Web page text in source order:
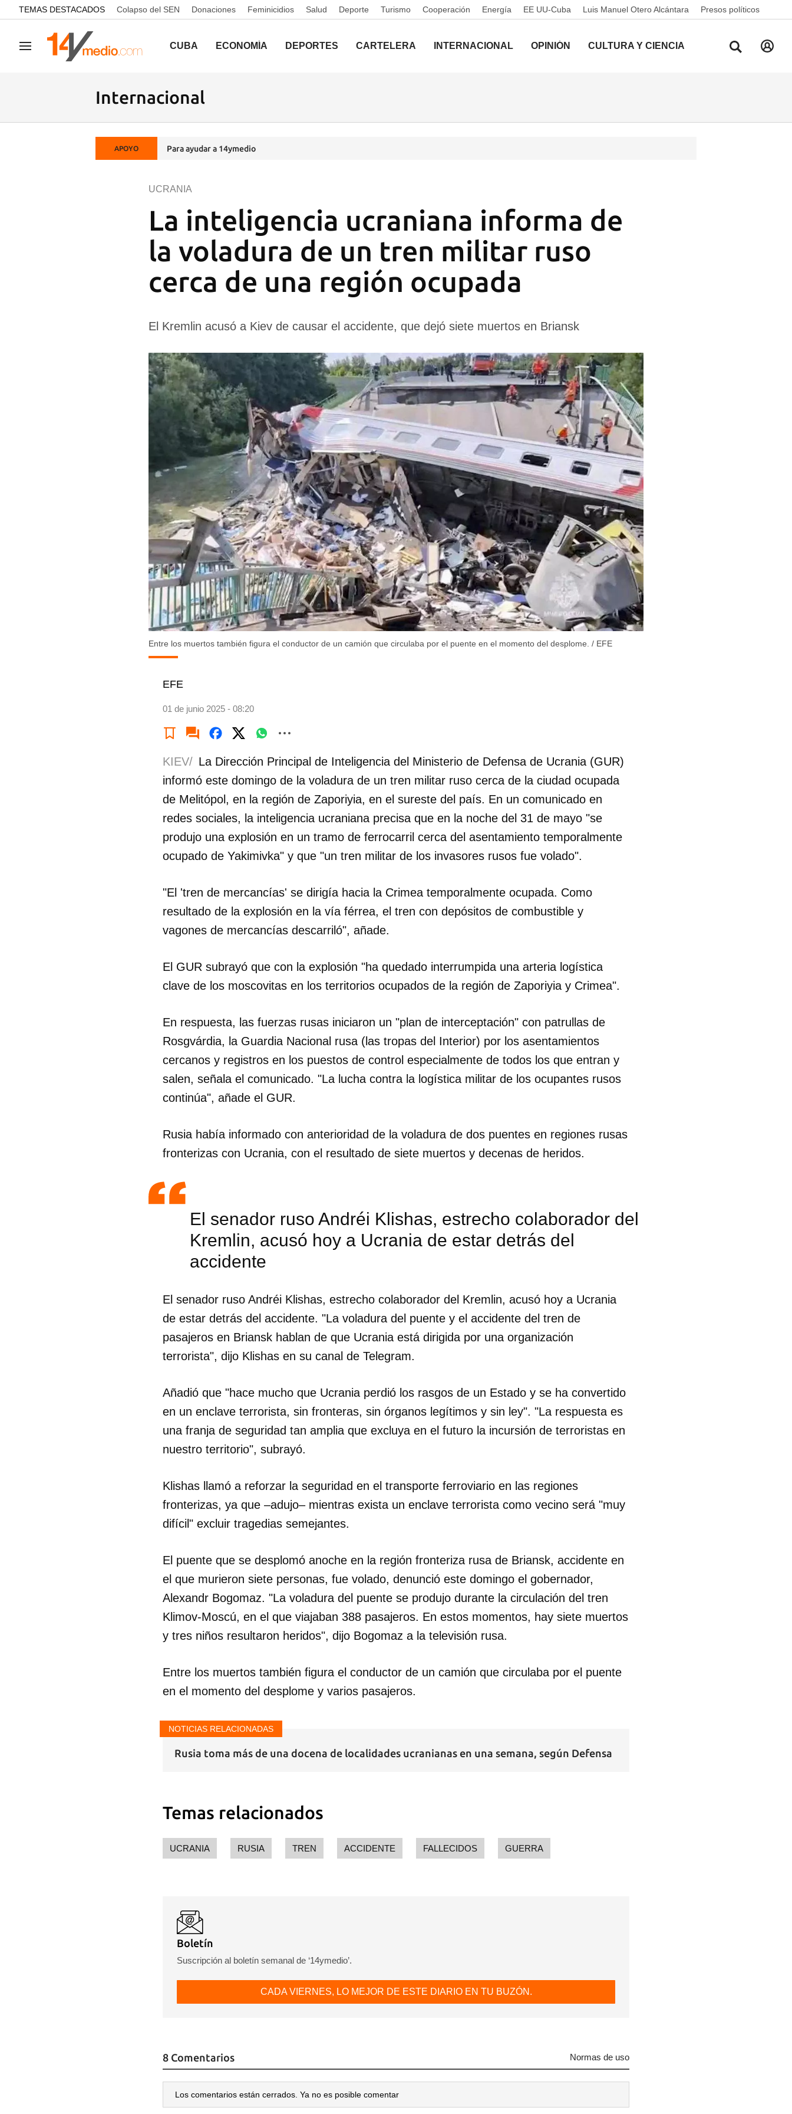
common.go-to-content
TEMAS DESTACADOS Colapso del SEN Donaciones Feminicidios Salud Deporte Turismo Cooperación Energía EE UU-Cuba Luis Manuel Otero Alcántara Presos políticos
Navegación CUBA ECONOMÍA DEPORTES CARTELERA INTERNACIONAL OPINIÓN CULTURA Y CIENCIA
Internacional
APOYO Para ayudar a 14ymedio
La inteligencia ucraniana informa de
la voladura de un tren militar ruso
cerca de una región ocupada
UCRANIA
El Kremlin acusó a Kiev de causar el accidente, que dejó siete muertos en Briansk
Entre los muertos también figura el conductor de un camión que circulaba por el puente en el momento del desplome. / EFE
EFE
01 de junio 2025 - 08:20
Para poder guardar como favorito, primero has de iniciar sesión con tu
cuenta de 14ymedio.
KIEV/ La Dirección Principal de Inteligencia del Ministerio de Defensa de Ucrania (GUR)
informó este domingo de la voladura de un tren militar ruso cerca de la ciudad ocupada
de Melitópol, en la región de Zaporiyia, en el sureste del país. En un comunicado en
redes sociales, la inteligencia ucraniana precisa que en la noche del 31 de mayo "se
produjo una explosión en un tramo de ferrocarril cerca del asentamiento temporalmente
ocupado de Yakimivka" y que "un tren militar de los invasores rusos fue volado".
"El 'tren de mercancías' se dirigía hacia la Crimea temporalmente ocupada. Como
resultado de la explosión en la vía férrea, el tren con depósitos de combustible y
vagones de mercancías descarriló", añade.
El GUR subrayó que con la explosión "ha quedado interrumpida una arteria logística
clave de los moscovitas en los territorios ocupados de la región de Zaporiyia y Crimea".
En respuesta, las fuerzas rusas iniciaron un "plan de interceptación" con patrullas de
Rosgvárdia, la Guardia Nacional rusa (las tropas del Interior) por los asentamientos
cercanos y registros en los puestos de control especialmente de todos los que entran y
salen, señala el comunicado. "La lucha contra la logística militar de los ocupantes rusos
continúa", añade el GUR.
Rusia había informado con anterioridad de la voladura de dos puentes en regiones rusas
fronterizas con Ucrania, con el resultado de siete muertos y decenas de heridos.
El senador ruso Andréi Klishas, estrecho colaborador del
Kremlin, acusó hoy a Ucrania de estar detrás del
accidente
El senador ruso Andréi Klishas, estrecho colaborador del Kremlin, acusó hoy a Ucrania
de estar detrás del accidente. "La voladura del puente y el accidente del tren de
pasajeros en Briansk hablan de que Ucrania está dirigida por una organización
terrorista", dijo Klishas en su canal de Telegram.
Añadió que "hace mucho que Ucrania perdió los rasgos de un Estado y se ha convertido
en un enclave terrorista, sin fronteras, sin órganos legítimos y sin ley". "La respuesta es
una franja de seguridad tan amplia que excluya en el futuro la incursión de terroristas en
nuestro territorio", subrayó.
Klishas llamó a reforzar la seguridad en el transporte ferroviario en las regiones
fronterizas, ya que –adujo– mientras exista un enclave terrorista como vecino será "muy
difícil" excluir tragedias semejantes.
El puente que se desplomó anoche en la región fronteriza rusa de Briansk, accidente en
el que murieron siete personas, fue volado, denunció este domingo el gobernador,
Alexandr Bogomaz. "La voladura del puente se produjo durante la circulación del tren
Klimov-Moscú, en el que viajaban 388 pasajeros. En estos momentos, hay siete muertos
y tres niños resultaron heridos", dijo Bogomaz a la televisión rusa.
Entre los muertos también figura el conductor de un camión que circulaba por el puente
en el momento del desplome y varios pasajeros.
NOTICIAS RELACIONADAS
Rusia toma más de una docena de localidades ucranianas en una semana, según Defensa
Temas relacionados
UCRANIA RUSIA TREN ACCIDENTE FALLECIDOS GUERRA
Boletín
Suscripción al boletín semanal de ‘14ymedio’.
CADA VIERNES, LO MEJOR DE ESTE DIARIO EN TU BUZÓN.
8 Comentarios Normas de uso
Los comentarios están cerrados. Ya no es posible comentar